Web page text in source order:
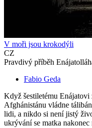
V moři jsou krokodýli
CZ
Pravdivý příběh
Fabio Geda
Když šestiletému
Afghánistánu vládne
lidi, a nikdo si není jistý
ukrývání se matka nakonec